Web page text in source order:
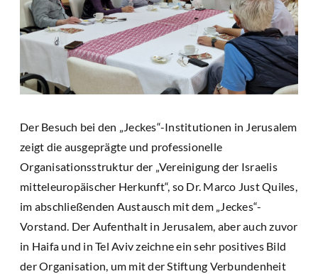
Der Besuch bei den „Jeckes“-Institutionen in Jerusalem
zeigt die ausgeprägte und professionelle
Organisationsstruktur der „Vereinigung der Israelis
mitteleuropäischer Herkunft“, so Dr. Marco Just Quiles,
im abschließenden Austausch mit dem „Jeckes“-
Vorstand. Der Aufenthalt in Jerusalem, aber auch zuvor
in Haifa und in Tel Aviv zeichne ein sehr positives Bild
der Organisation, um mit der Stiftung Verbundenheit